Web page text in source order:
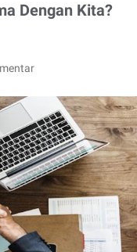
Dengan Kita?